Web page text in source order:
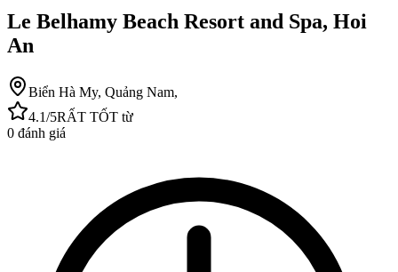
Le Belhamy Beach Resort and Spa, Hoi
An
Biển Hà My, Quảng Nam,
4.1/5RẤT TỐT từ
0 đánh giá